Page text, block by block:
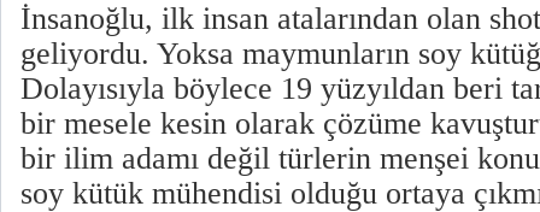
İnsanoğlu, ilk insan atalarından olan
geliyordu. Yoksa maymunların soy
Dolayısıyla böylece 19 yüzyıldan beri
bir mesele kesin olarak çözüme
bir ilim adamı değil türlerin menşei
soy kütük mühendisi olduğu ortaya